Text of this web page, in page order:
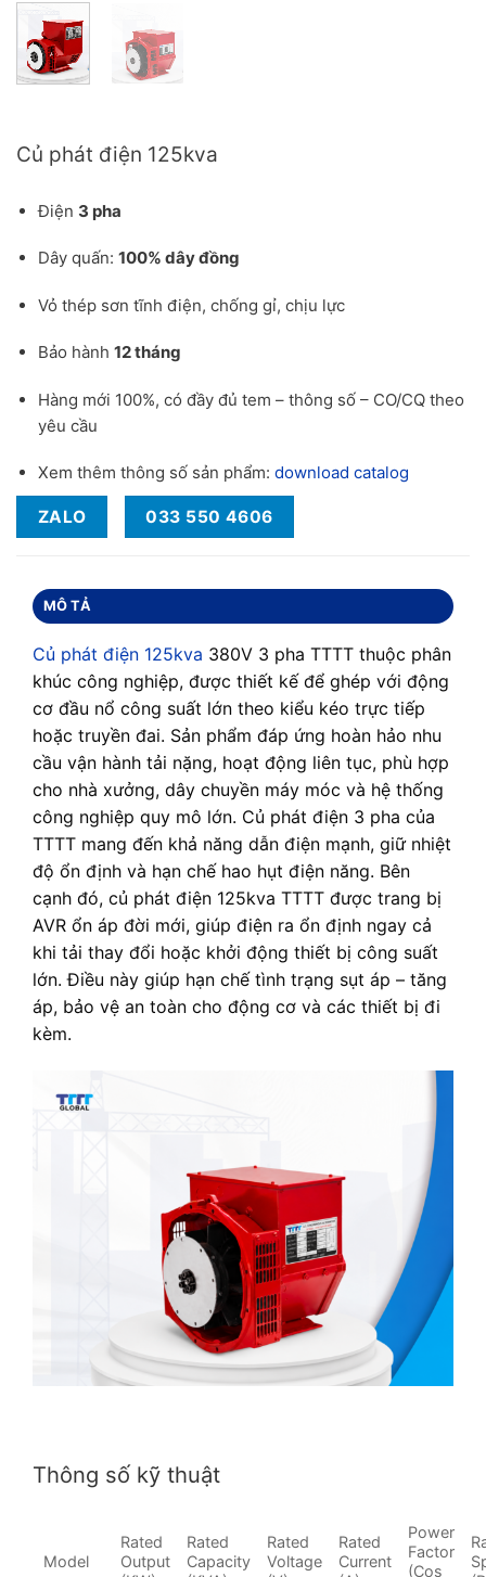
Củ phát điện 125kva
Điện 3 pha
Dây quấn: 100% dây đồng
Vỏ thép sơn tĩnh điện, chống gỉ, chịu lực
Bảo hành 12 tháng
Hàng mới 100%, có đầy đủ tem – thông số – CO/CQ theo
yêu cầu
Xem thêm thông số sản phẩm: download catalog
ZALO 033 550 4606
MÔ TẢ
Củ phát điện 125kva 380V 3 pha TTTT thuộc phân
khúc công nghiệp, được thiết kế để ghép với động
cơ đầu nổ công suất lớn theo kiểu kéo trực tiếp
hoặc truyền đai. Sản phẩm đáp ứng hoàn hảo nhu
cầu vận hành tải nặng, hoạt động liên tục, phù hợp
cho nhà xưởng, dây chuyền máy móc và hệ thống
công nghiệp quy mô lớn. Củ phát điện 3 pha của
TTTT mang đến khả năng dẫn điện mạnh, giữ nhiệt
độ ổn định và hạn chế hao hụt điện năng. Bên
cạnh đó, củ phát điện 125kva TTTT được trang bị
AVR ổn áp đời mới, giúp điện ra ổn định ngay cả
khi tải thay đổi hoặc khởi động thiết bị công suất
lớn. Điều này giúp hạn chế tình trạng sụt áp – tăng
áp, bảo vệ an toàn cho động cơ và các thiết bị đi
kèm.
Thông số kỹ thuật
Model
Rated
Output
Rated
Capacity
Rated
Voltage
Rated
Current
Power
Factor
(Cos